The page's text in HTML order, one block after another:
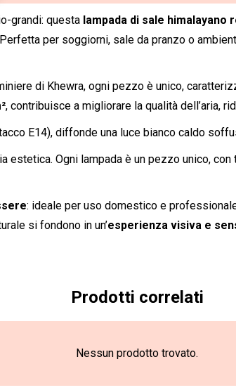
grandi: questa lampada di sale himalayano
per soggiorni, sale da pranzo o
di Khewra, ogni pezzo è unico,
, contribuisce a migliorare la qualità dell’aria,
E14), diffonde una luce bianco caldo
estetica. Ogni lampada è un pezzo unico,
: ideale per uso domestico e
si fondono in un’esperienza visiva e
Prodotti correlati
Nessun prodotto trovato.